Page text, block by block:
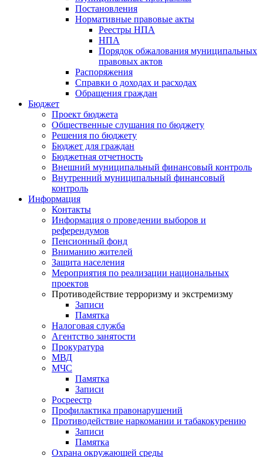
Постановления
Нормативные правовые акты
Реестры НПА
НПА
Порядок обжалования муниципальных
правовых актов
Распоряжения
Справки о доходах и расходах
Обращения граждан
Бюджет
Проект бюджета
Общественные слушания по бюджету
Решения по бюджету
Бюджет для граждан
Бюджетная отчетность
Внешний муниципальный финансовый контроль
Внутренний муниципальный финансовый
контроль
Информация
Контакты
Информация о проведении выборов и
референдумов
Пенсионный фонд
Вниманию жителей
Защита населения
Мероприятия по реализации национальных
проектов
Противодействие терроризму и экстремизму
Записи
Памятка
Налоговая служба
Агентство занятости
Прокуратура
МВД
МЧС
Памятка
Записи
Росреестр
Профилактика правонарушений
Противодействие наркомании и табакокурению
Записи
Памятка
Охрана окружающей среды